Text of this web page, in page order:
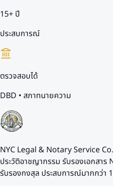
15+ ปี
ประสบการณ์
ตรวจสอบได้
DBD • สภาทนายความ
NYC Legal & Notary Service
ประวัติอาชญากรรม รับรองเอกสาร
รับรองกงสุล ประสบการณ์มากกว่า